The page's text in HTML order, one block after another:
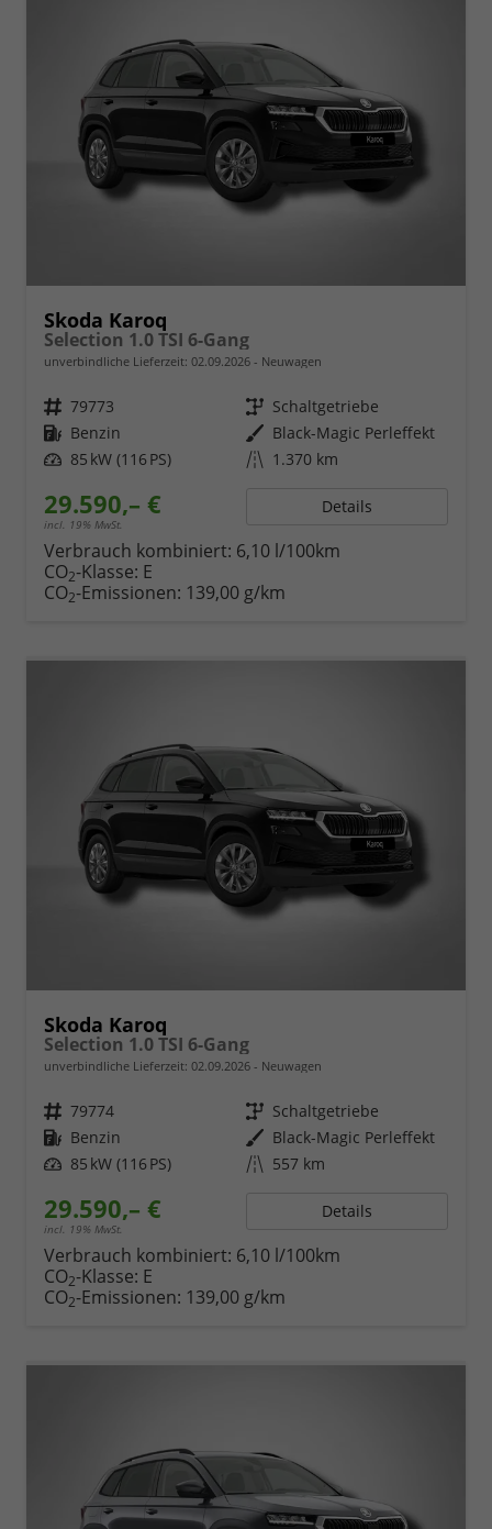
Skoda Karoq
Selection 1.0 TSI 6-Gang
unverbindliche Lieferzeit: 02.09.2026 Neuwagen
Fahrzeugnr. 79773 Getriebe Schaltgetriebe
Kraftstoff Benzin Außenfarbe Black-Magic Perleffekt
Leistung 85 kW (116 PS) Kilometerstand 1.370 km
29.590,– €
incl. 19% MwSt.
Details
Verbrauch kombiniert: 6,10 l/100km
CO2-Klasse: E
CO2-Emissionen: 139,00 g/km
Skoda Karoq
Selection 1.0 TSI 6-Gang
unverbindliche Lieferzeit: 02.09.2026 Neuwagen
Fahrzeugnr. 79774 Getriebe Schaltgetriebe
Kraftstoff Benzin Außenfarbe Black-Magic Perleffekt
Leistung 85 kW (116 PS) Kilometerstand 557 km
29.590,– €
incl. 19% MwSt.
Details
Verbrauch kombiniert: 6,10 l/100km
CO2-Klasse: E
CO2-Emissionen: 139,00 g/km